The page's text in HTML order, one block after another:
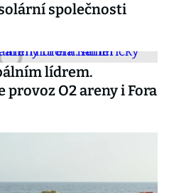
společnosti
lídrem.
O2 areny i Fora